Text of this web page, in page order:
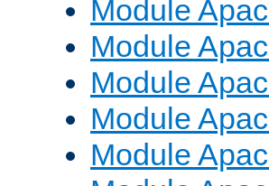
Module
Module
Module
Module
Module